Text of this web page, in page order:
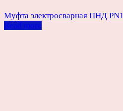
Муфта электросварная ПНД
Read more